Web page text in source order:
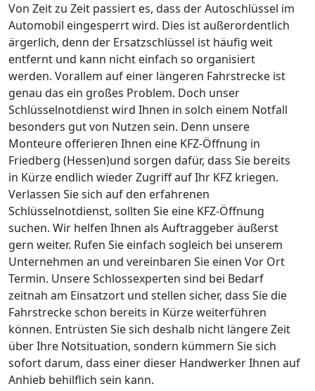
Von Zeit zu Zeit passiert es, dass der Autoschlüssel im
Automobil eingesperrt wird. Dies ist außerordentlich
ärgerlich, denn der Ersatzschlüssel ist häufig weit
entfernt und kann nicht einfach so organisiert
werden. Vorallem auf einer längeren Fahrstrecke ist
genau das ein großes Problem. Doch unser
Schlüsselnotdienst wird Ihnen in solch einem Notfall
besonders gut von Nutzen sein. Denn unsere
Monteure offerieren Ihnen eine KFZ-Öffnung in
Friedberg (Hessen)und sorgen dafür, dass Sie bereits
in Kürze endlich wieder Zugriff auf Ihr KFZ kriegen.
Verlassen Sie sich auf den erfahrenen
Schlüsselnotdienst, sollten Sie eine KFZ-Öffnung
suchen. Wir helfen Ihnen als Auftraggeber äußerst
gern weiter. Rufen Sie einfach sogleich bei unserem
Unternehmen an und vereinbaren Sie einen Vor Ort
Termin. Unsere Schlossexperten sind bei Bedarf
zeitnah am Einsatzort und stellen sicher, dass Sie die
Fahrstrecke schon bereits in Kürze weiterführen
können. Entrüsten Sie sich deshalb nicht längere Zeit
über Ihre Notsituation, sondern kümmern Sie sich
sofort darum, dass einer dieser Handwerker Ihnen auf
Anhieb behilflich sein kann.